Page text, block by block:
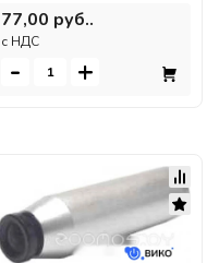
77,00 руб..
c НДС
- +